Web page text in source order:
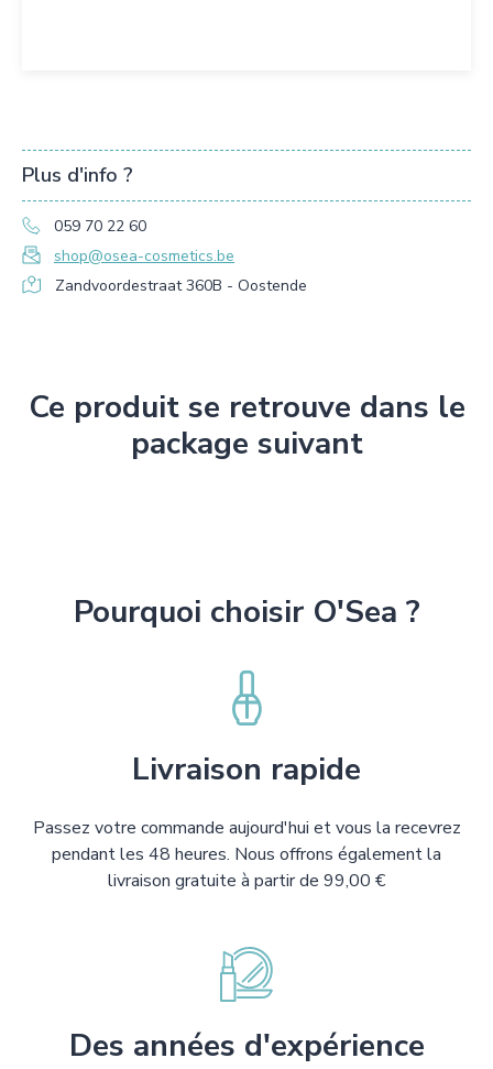
Plus d'info ?
059 70 22 60
shop@osea-cosmetics.be
Zandvoordestraat 360B - Oostende
Ce produit se retrouve dans le
package suivant
Pourquoi choisir O'Sea ?
Livraison rapide
Passez votre commande aujourd'hui et vous la recevrez
pendant les 48 heures. Nous offrons également la
livraison gratuite à partir de 99,00 €
Des années d'expérience